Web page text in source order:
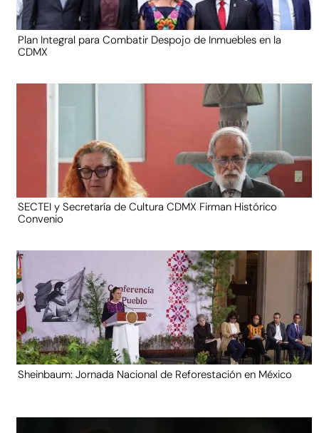
Plan Integral para Combatir Despojo de Inmuebles en la
CDMX
SECTEI y Secretaría de Cultura CDMX Firman Histórico
Convenio
Sheinbaum: Jornada Nacional de Reforestación en México